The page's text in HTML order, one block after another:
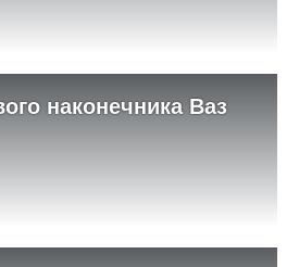
наконечника Ваз